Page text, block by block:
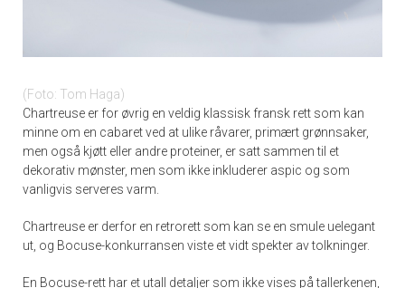
Foto: Tom Haga
Chartreuse er for øvrig en veldig klassisk fransk rett som kan
minne om en cabaret ved at ulike råvarer, primært grønnsaker,
men også kjøtt eller andre proteiner, er satt sammen til et
dekorativ mønster, men som ikke inkluderer aspic og som
vanligvis serveres varm.
Chartreuse er derfor en retrorett som kan se en smule uelegant
ut, og Bocuse-konkurransen viste et vidt spekter av tolkninger.
En Bocuse-rett har et utall detaljer som ikke vises på tallerkenen,